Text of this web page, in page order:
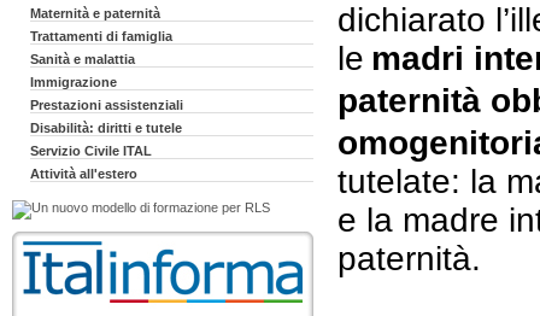
Maternità e paternità
Trattamenti di famiglia
Sanità e malattia
Immigrazione
Prestazioni assistenziali
Disabilità: diritti e tutele
Servizio Civile ITAL
Attività all'estero
dichiarato
le madri
paternità
tutelate: la
e la madre
paternità.